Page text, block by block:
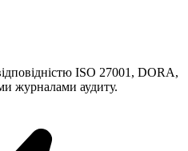
ISO 27001, DORA,
журналами аудиту.